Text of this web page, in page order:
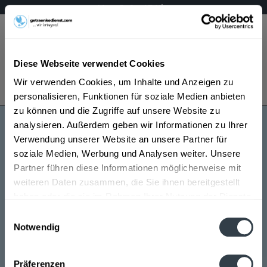
Diese Webseite verwendet Cookies
Wir verwenden Cookies, um Inhalte und Anzeigen zu
personalisieren, Funktionen für soziale Medien anbieten
zu können und die Zugriffe auf unsere Website zu
analysieren. Außerdem geben wir Informationen zu Ihrer
Verwendung unserer Website an unsere Partner für
soziale Medien, Werbung und Analysen weiter. Unsere
Partner führen diese Informationen möglicherweise mit
weiteren Daten zusammen, die Sie ihnen bereitgestellt
Notwendig
Präferenzen
Mo – Fr 9 – 17 Uhr
Menü
Bestellung widerrufen
Es gilt unsere Datenschutzerklärung
q2
q2 wird in den folgenden Regionen, Städten, Orten